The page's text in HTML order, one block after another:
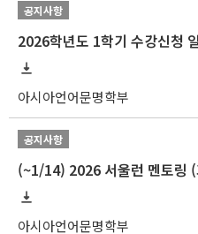
공지사항
2026학년도 1학기 수강신청
아시아언어문명학부
공지사항
(~1/14) 2026 서울런 멘토링
아시아언어문명학부